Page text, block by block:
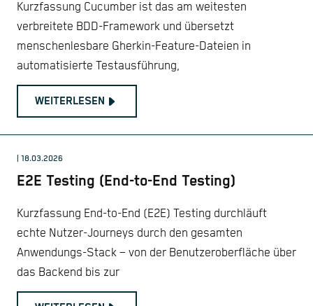
Kurzfassung Cucumber ist das am weitesten
verbreitete BDD-Framework und übersetzt
menschenlesbare Gherkin-Feature-Dateien in
automatisierte Testausführung,
WEITERLESEN
| 18.03.2026
E2E Testing (End-to-End Testing)
Kurzfassung End-to-End (E2E) Testing durchläuft
echte Nutzer-Journeys durch den gesamten
Anwendungs-Stack – von der Benutzeroberfläche über
das Backend bis zur